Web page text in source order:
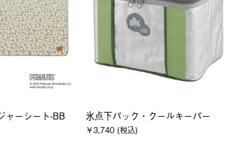
ャーシート-BB 氷点下パック・クールキーパー
￥3,740 (税込)